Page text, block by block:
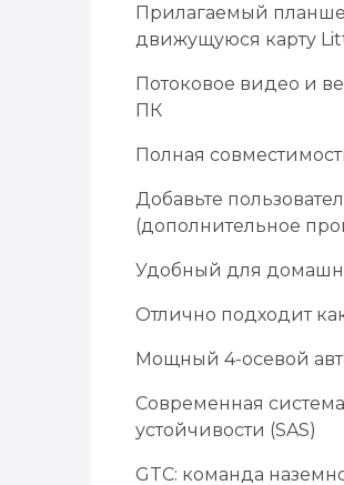
Прилагаемый
движущуюся карту
Потоковое видео и
ПК
Полная
Добавьте
(дополнительное
Удобный для
Отлично подходит
Мощный 4-осевой
Современная
устойчивости (SAS)
GTC: команда